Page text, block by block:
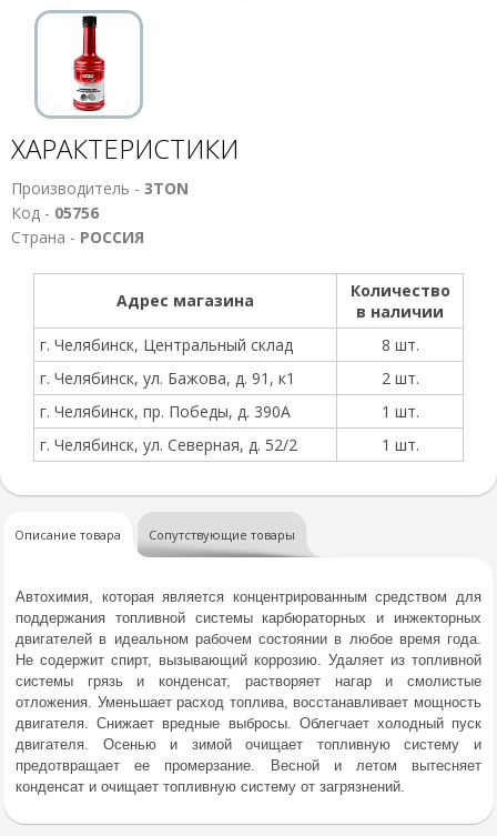
ХАРАКТЕРИСТИКИ
Производитель - 3TON
Код - 05756
Страна - РОССИЯ
Адрес магазина
Количество
в наличии
г. Челябинск, Центральный склад
8 шт.
г. Челябинск, ул. Бажова, д. 91, к1
2 шт.
г. Челябинск, пр. Победы, д. 390А
1 шт.
г. Челябинск, ул. Северная, д. 52/2
1 шт.
Описание товара Сопутствующие товары
Автохимия, которая является концентрированным средством для
поддержания топливной системы карбюраторных и инжекторных
двигателей в идеальном рабочем состоянии в любое время года.
Не содержит спирт, вызывающий коррозию. Удаляет из топливной
системы грязь и конденсат, растворяет нагар и смолистые
отложения. Уменьшает расход топлива, восстанавливает мощность
двигателя. Снижает вредные выбросы. Облегчает холодный пуск
двигателя. Осенью и зимой очищает топливную систему и
предотвращает ее промерзание. Весной и летом вытесняет
конденсат и очищает топливную систему от загрязнений.